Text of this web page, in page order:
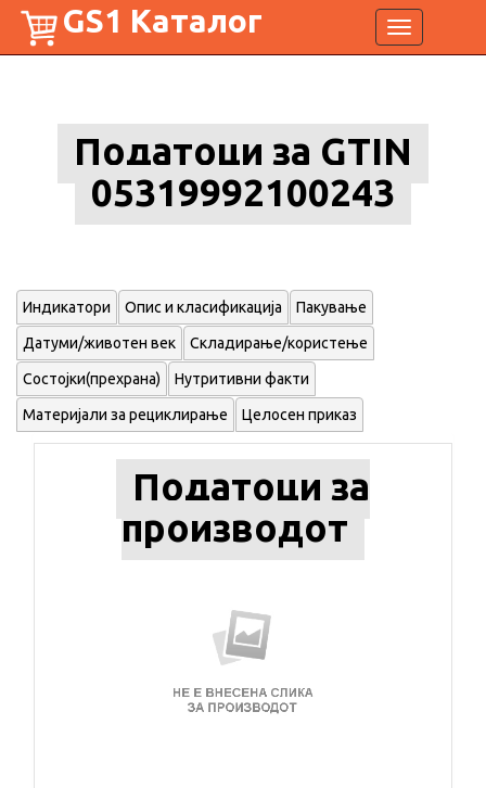
Toggle
navigation
GS1 Каталог
Податоци за GTIN
05319992100243
Индикатори Опис и класификација Пакување
Датуми/животен век Складирање/користење
Состојки(прехрана) Нутритивни факти
Материјали за рециклирање Целосен приказ
Податоци за
производот